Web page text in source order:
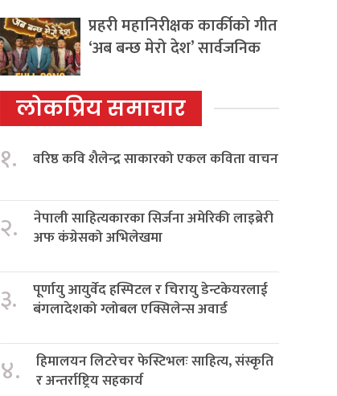
प्रहरी महानिरीक्षक कार्कीको गीत
‘अब बन्छ मेरो देश’ सार्वजनिक
लोकप्रिय समाचार
१. वरिष्ठ कवि शैलेन्द्र साकारको एकल कविता वाचन
२.
नेपाली साहित्यकारका सिर्जना अमेरिकी लाइब्रेरी
अफ कंग्रेसको अभिलेखमा
३.
पूर्णायु आयुर्वेद हस्पिटल र चिरायु डेन्टकेयरलाई
बंगलादेशको ग्लोबल एक्सिलेन्स अवार्ड
४.
हिमालयन लिटरेचर फेस्टिभलः साहित्य, संस्कृति
र अन्तर्राष्ट्रिय सहकार्य